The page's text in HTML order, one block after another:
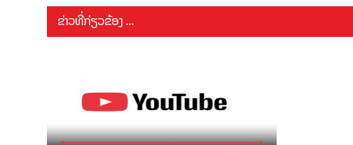
ຂ່າວທີ່ກ່ຽວຂ້ອງ ...